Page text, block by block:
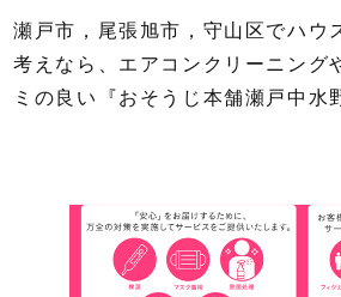
瀬戸市，尾張旭市，守山区でハウ
考えなら、エアコンクリーニング
ミの良い『おそうじ本舗瀬戸中水